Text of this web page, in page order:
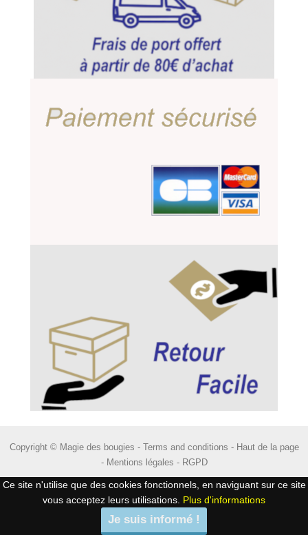
Copyright © Magie des bougies - Terms and conditions - Haut de la page
- Mentions légales - RGPD
Ce site n'utilise que des cookies fonctionnels, en naviguant sur ce site
vous acceptez leurs utilisations. Plus d'informations